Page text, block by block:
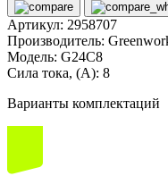
Артикул: 2958707
Производитель:
Модель: G24C8
Сила тока, (А): 8
Варианты комплектаций